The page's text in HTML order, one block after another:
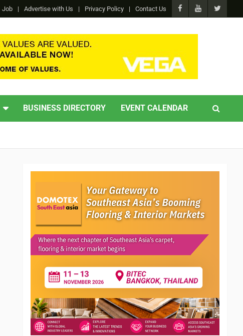
Job Advertise with Us Privacy Policy Contact Us
BUSINESS DIRECTORY EVENT CALENDAR